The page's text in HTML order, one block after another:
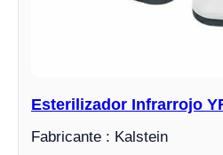
Esterilizador Infrarrojo
Fabricante : Kalstein